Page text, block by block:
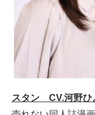
スタン CV.河野ひ